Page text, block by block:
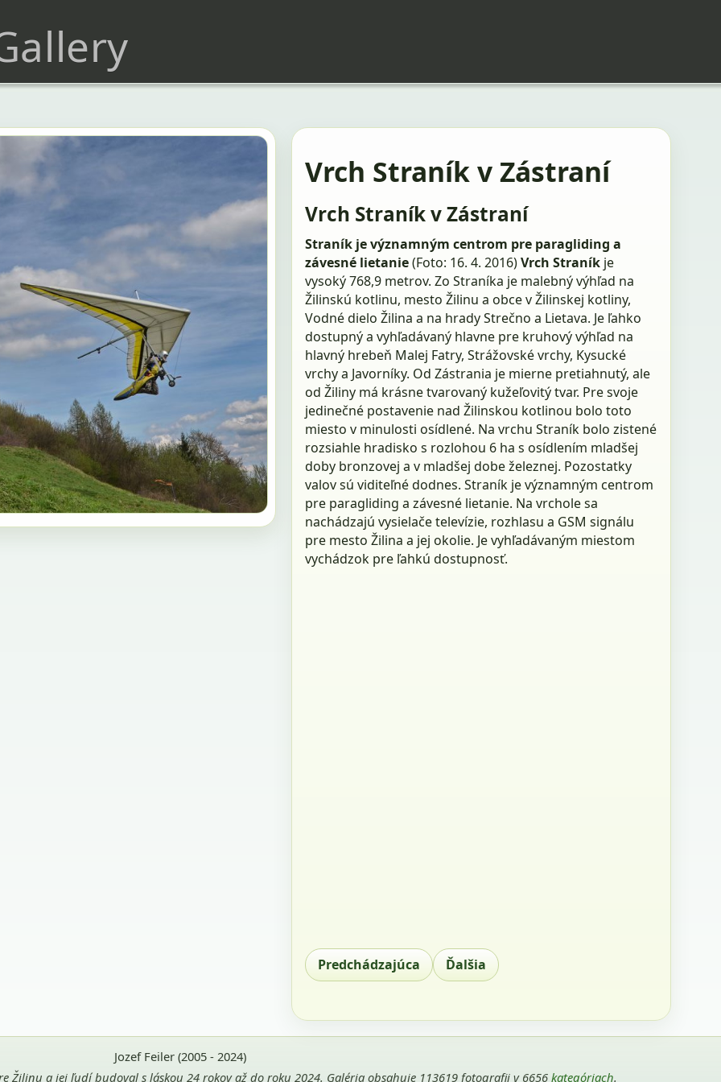
Vrch Straník v Zástraní
Vrch Straník v Zástraní
Straník je významným centrom pre paragliding a
závesné lietanie(Foto: 16. 4. 2016)Vrch Straníkje
vysoký 768,9 metrov. Zo Straníka je malebný výhľad na
Žilinskú kotlinu, mesto Žilinu a obce v Žilinskej kotliny,
Vodné dielo Žilina a na hrady Strečno a Lietava. Je ľahko
dostupný a vyhľadávaný hlavne pre kruhový výhľad na
hlavný hrebeň Malej Fatry, Strážovské vrchy, Kysucké
vrchy a Javorníky. Od Zástrania je mierne pretiahnutý, ale
od Žiliny má krásne tvarovaný kužeľovitý tvar. Pre svoje
jedinečné postavenie nad Žilinskou kotlinou bolo toto
miesto v minulosti osídlené. Na vrchu Straník bolo zistené
rozsiahle hradisko s rozlohou 6 ha s osídlením mladšej
doby bronzovej a v mladšej dobe železnej. Pozostatky
valov sú viditeľné dodnes. Straník je významným centrom
pre paragliding a závesné lietanie. Na vrchole sa
nachádzajú vysielače televízie, rozhlasu a GSM signálu
pre mesto Žilina a jej okolie. Je vyhľadávaným miestom
vychádzok pre ľahkú dostupnosť.
Predchádzajúca Ďalšia
Jozef Feiler (2005 - 2024)
Žilinu a jej ľudí budoval s láskou 24 rokov až do roku 2024. Galéria obsahuje 113619 fotografii v 6656 kategóriach.